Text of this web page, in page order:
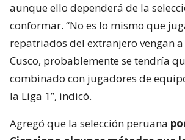
aunque ello dependerá de la
conformar. “No es lo mismo que
repatriados del extranjero vengan
Cusco, probablemente se tendría
combinado con jugadores de
la Liga 1”, indicó.
Agregó que la selección peruana